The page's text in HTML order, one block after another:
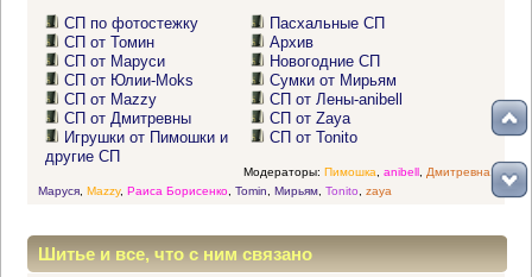
СП по фотостежку
СП от Томин
СП от Маруси
СП от Юлии-Moks
СП от Mazzy
СП от Дмитревны
Игрушки от Пимошки и
другие СП
Пасхальные СП
Архив
Новогодние СП
Сумки от Мирьям
СП от Лены-anibell
СП от Zaya
СП от Tonito
Модераторы: Пимошка anibell, Дмитревна,
Маруся, Mazzy, Раиса Борисенко, Tomin Мирьям, Tonito zaya
Шитье и все, что с ним связано